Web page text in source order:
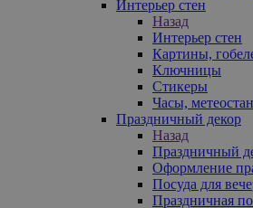
Интерьер стен
Назад
Интерьер стен
Картины,
Ключницы
Стикеры
Часы,
Праздничный декор
Назад
Праздничный
Оформление
Посуда для
Праздничная